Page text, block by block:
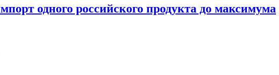
одного российского продукта до максимума